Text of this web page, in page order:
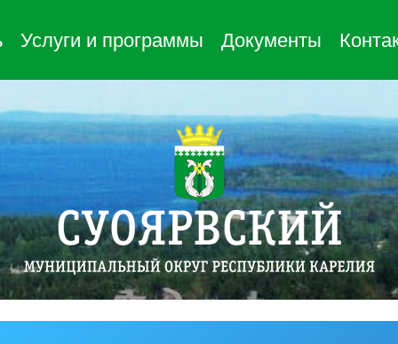
Услуги и программы Документы